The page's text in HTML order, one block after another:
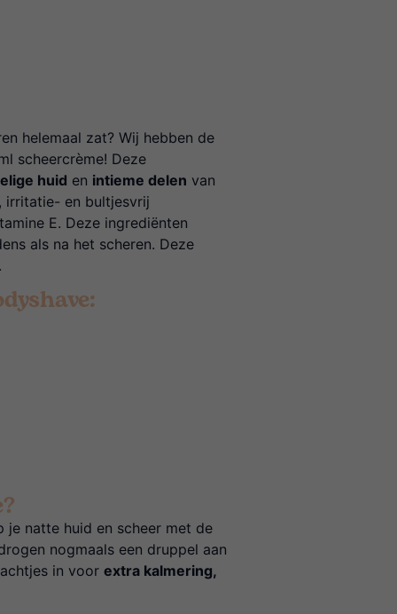
helemaal zat? Wij hebben de
scheercrème! Deze
huid en intieme delen van
irritatie- en bultjesvrij
E. Deze ingrediënten
als na het scheren. Deze
je natte huid en scheer met de
nogmaals een druppel aan
in voor extra kalmering,